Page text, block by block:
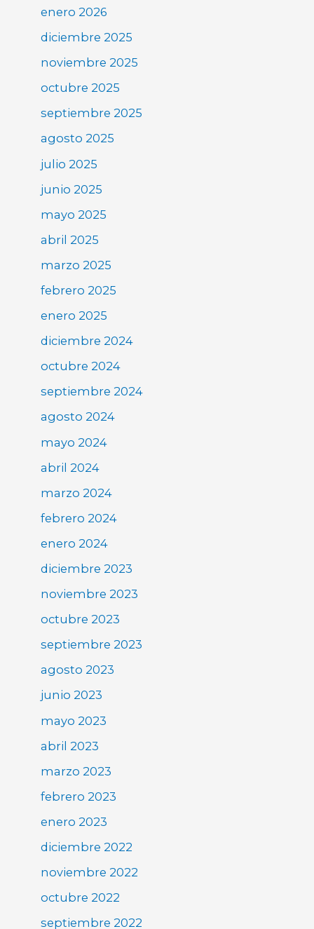
enero 2026
diciembre 2025
noviembre 2025
octubre 2025
septiembre 2025
agosto 2025
julio 2025
junio 2025
mayo 2025
abril 2025
marzo 2025
febrero 2025
enero 2025
diciembre 2024
octubre 2024
septiembre 2024
agosto 2024
mayo 2024
abril 2024
marzo 2024
febrero 2024
enero 2024
diciembre 2023
noviembre 2023
octubre 2023
septiembre 2023
agosto 2023
junio 2023
mayo 2023
abril 2023
marzo 2023
febrero 2023
enero 2023
diciembre 2022
noviembre 2022
octubre 2022
septiembre 2022